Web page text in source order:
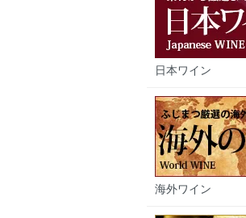
日本ワイン
海外ワイン